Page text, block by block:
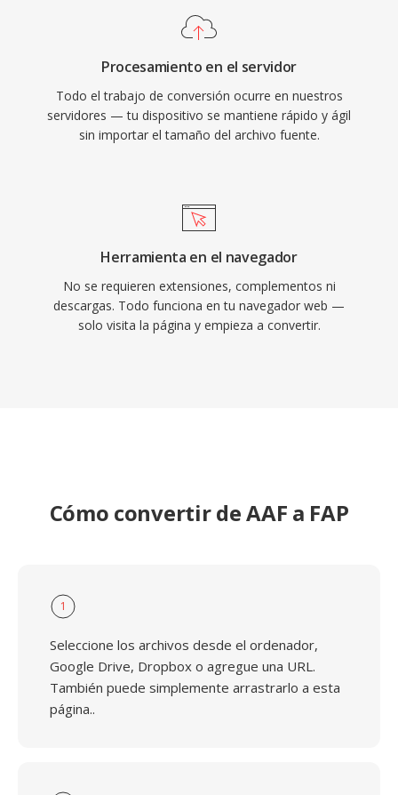
Procesamiento en el servidor
Todo el trabajo de conversión ocurre en nuestros
servidores — tu dispositivo se mantiene rápido y ágil
sin importar el tamaño del archivo fuente.
Herramienta en el navegador
No se requieren extensiones, complementos ni
descargas. Todo funciona en tu navegador web —
solo visita la página y empieza a convertir.
Cómo convertir de AAF a FAP
1
Seleccione los archivos desde el ordenador,
Google Drive, Dropbox o agregue una URL.
También puede simplemente arrastrarlo a esta
página..